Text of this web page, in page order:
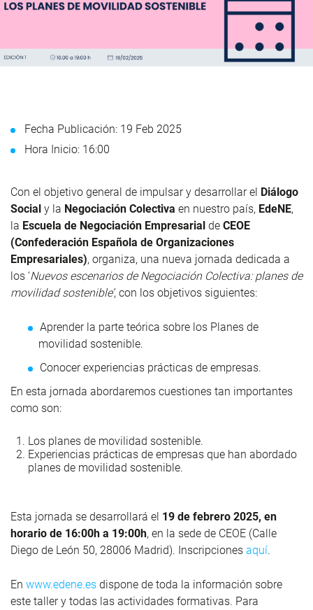
Fecha Publicación: 19 Feb 2025
Hora Inicio: 16:00
Con el objetivo general de impulsar y desarrollar el Diálogo
Social y la Negociación Colectiva en nuestro país, EdeNE,
la Escuela de Negociación Empresarial de CEOE
(Confederación Española de Organizaciones
Empresariales), organiza, una nueva jornada dedicada a
los ‘Nuevos escenarios de Negociación Colectiva: planes de
movilidad sostenible’, con los objetivos siguientes:
Aprender la parte teórica sobre los Planes de
movilidad sostenible.
Conocer experiencias prácticas de empresas.
En esta jornada abordaremos cuestiones tan importantes
como son:
Los planes de movilidad sostenible.
Experiencias prácticas de empresas que han abordado
planes de movilidad sostenible.
Esta jornada se desarrollará el 19 de febrero 2025, en
horario de 16:00h a 19:00h, en la sede de CEOE (Calle
Diego de León 50, 28006 Madrid). Inscripciones aquí.
En www.edene.es dispone de toda la información sobre
este taller y todas las actividades formativas. Para